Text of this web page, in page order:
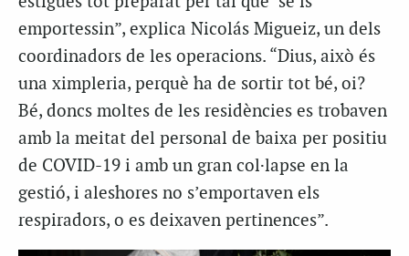
emportessin”, explica Nicolás Migueiz, un dels
coordinadors de les operacions. “Dius, això és
una ximpleria, perquè ha de sortir tot bé, oi?
Bé, doncs moltes de les residències es trobaven
amb la meitat del personal de baixa per positiu
de COVID-19 i amb un gran col·lapse en la
gestió, i aleshores no s’emportaven els
respiradors, o es deixaven pertinences”.